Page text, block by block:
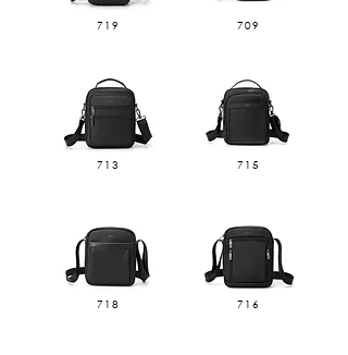
719
713
718
709
715
716